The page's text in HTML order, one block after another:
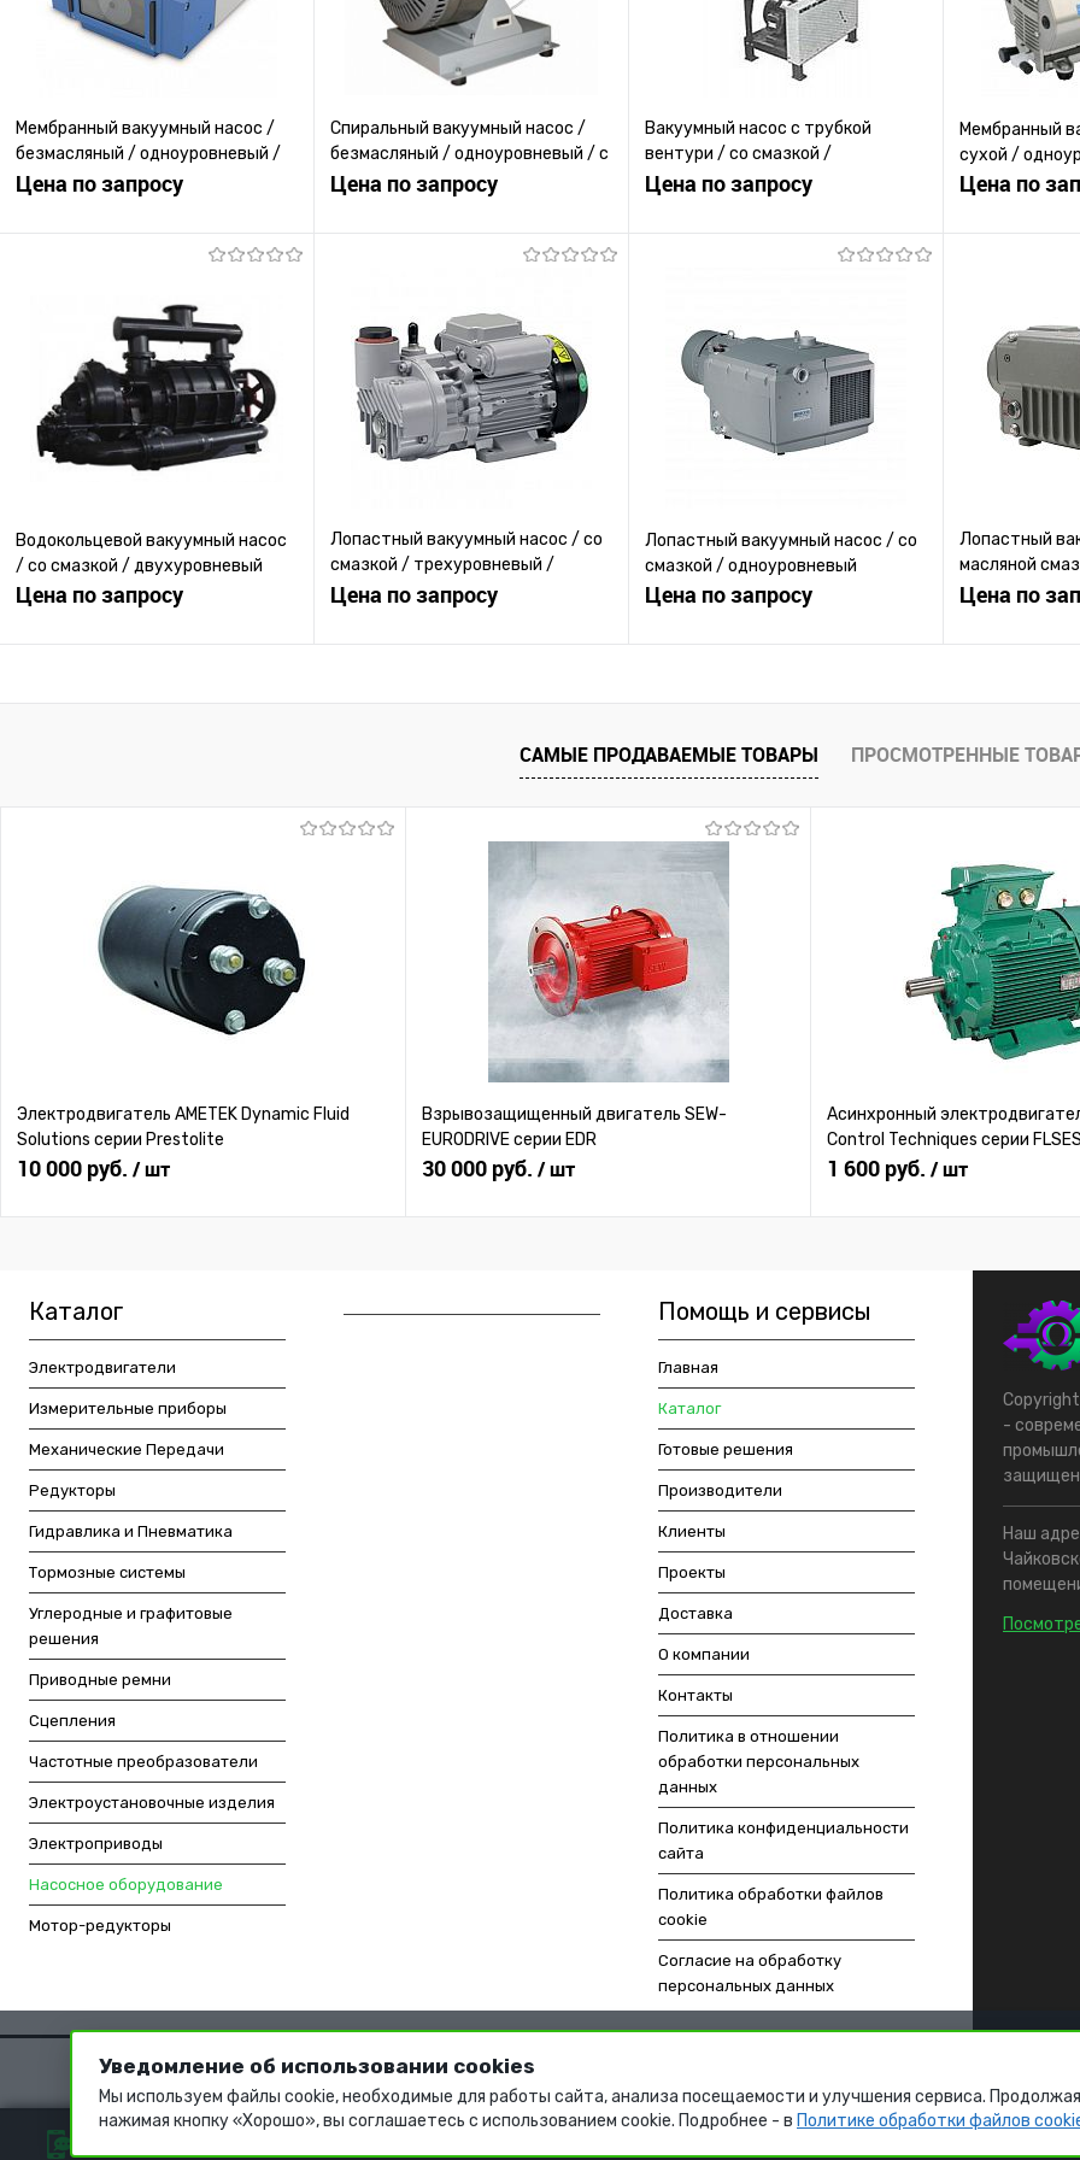
Мембранный вакуумный насос /
безмасляный / одноуровневый /
компактный
Цена по запросу
Запросить цену
Купить в 1 клик
К сравнению
В избранное
Под заказ
Спиральный вакуумный насос /
безмасляный / одноуровневый / с
прямым приводом
Цена по запросу
Запросить цену
Купить в 1 клик
К сравнению
В избранное
Под заказ
Вакуумный насос с трубкой
вентури / со смазкой /
одноуровневый / пневматический
Цена по запросу
Запросить цену
Купить в 1 клик
В избранное
Под заказ
Мембранный
сухой /
Цена по
Купить в 1
В избранное
Водокольцевой вакуумный насос
/ со смазкой / двухуровневый
Цена по запросу
Лопастный вакуумный насос / со
смазкой / трехуровневый /
компактный
Цена по запросу
К сравнению
Под заказ
Лопастный вакуумный насос / со
смазкой / одноуровневый
Цена по запросу
Купить в 1 клик
К сравнению
В избранное
Лопастный
масляной
Цена по
Купить в 1
САМЫЕ ПРОДАВАЕМЫЕ ТОВАРЫ ПРОСМОТРЕННЫЕ
Электродвигатель AMETEK Dynamic Fluid
Solutions серии Prestolite
10 000 руб. / шт
Взрывозащищенный двигатель SEW-
EURODRIVE серии EDR
30 000 руб. / шт
Асинхронный
Control Techniques серии FLSES
1 600 руб. / шт
Каталог
Электродвигатели
Измерительные приборы
Механические Передачи
Редукторы
Гидравлика и Пневматика
Тормозные системы
Углеродные и графитовые
решения
Приводные ремни
Сцепления
Частотные преобразователи
Электроустановочные изделия
Электроприводы
Насосное оборудование
Мотор-редукторы
Помощь и сервисы
Главная
Каталог
Готовые решения
Производители
Клиенты
Проекты
Доставка
О компании
Контакты
Политика в отношении
обработки персональных
данных
Политика конфиденциальности
сайта
Политика обработки файлов
cookie
Согласие на обработку
персональных данных
-
Наш
Уведомление об использовании cookies
Мы используем файлы cookie, необходимые для работы сайта, анализа посещаемости и улучшения сервиса.
нажимая кнопку «Хорошо», вы соглашаетесь с использованием cookie. Подробнее - в Политике обработки файлов